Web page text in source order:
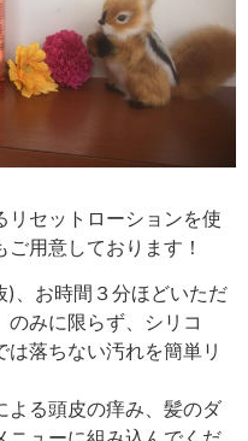
リセットローションを使
ご用意しております！
)、お時間３分ほどいただ
みに限らず、シリコ
落ちない汚れを簡単リ
よる頭皮の痒み、髪のダ